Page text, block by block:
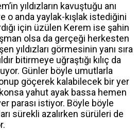
yıldızların kavuştuğu anı
o anda yaylak-kışlak istediğini
için üzülen Kerem ise şahin
olsa da gerçeği herkesten
yıldızları görmesinin yanı sıra
bitirmeye uğraştığı kılıç da
Günler böyle umutlarla
göçerek kalabilecek bir yer
yahut ayak bassa hemen
parası istiyor. Böyle böyle
sürekli azalırken sürüleri de